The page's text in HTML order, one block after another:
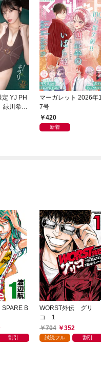
定 YJ PH
川希星
、キラ
マーガレット 2026年1
7号
420
新着
B
割引
WORST外伝 グリ
コ 1
704
352
試読フル 割引